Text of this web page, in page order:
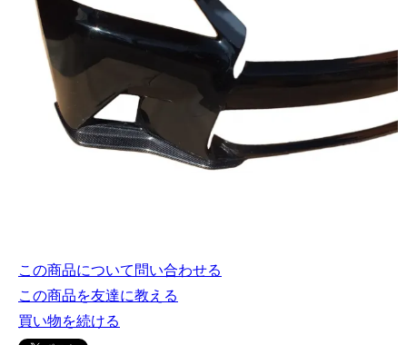
この商品について問い合わせる
この商品を友達に教える
買い物を続ける